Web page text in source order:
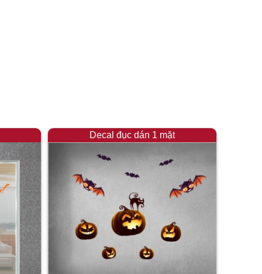
Decal đục dán 1 mặt